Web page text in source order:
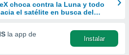
choca contra la Luna y todo
el satélite en busca del
la app de
Instalar